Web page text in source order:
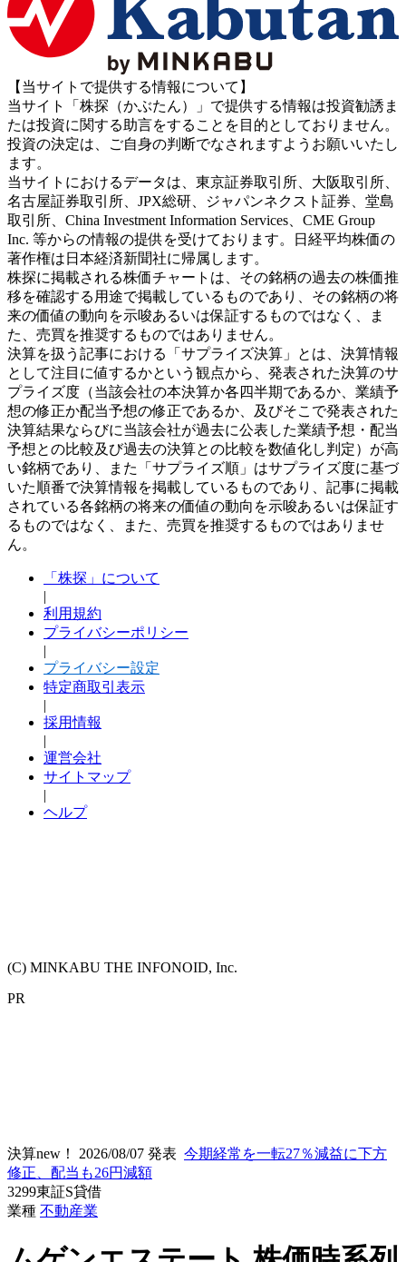
【当サイトで提供する情報について】
当サイト「株探（かぶたん）」で提供する情報は投資勧誘ま
たは投資に関する助言をすることを目的としておりません。
投資の決定は、ご自身の判断でなされますようお願いいたし
ます。
当サイトにおけるデータは、東京証券取引所、大阪取引所、
名古屋証券取引所、JPX総研、ジャパンネクスト証券、堂島
取引所、China Investment Information Services、CME Group
Inc. 等からの情報の提供を受けております。日経平均株価の
著作権は日本経済新聞社に帰属します。
株探に掲載される株価チャートは、その銘柄の過去の株価推
移を確認する用途で掲載しているものであり、その銘柄の将
来の価値の動向を示唆あるいは保証するものではなく、ま
た、売買を推奨するものではありません。
決算を扱う記事における「サプライズ決算」とは、決算情報
として注目に値するかという観点から、発表された決算のサ
プライズ度（当該会社の本決算か各四半期であるか、業績予
想の修正か配当予想の修正であるか、及びそこで発表された
決算結果ならびに当該会社が過去に公表した業績予想・配当
予想との比較及び過去の決算との比較を数値化し判定）が高
い銘柄であり、また「サプライズ順」はサプライズ度に基づ
いた順番で決算情報を掲載しているものであり、記事に掲載
されている各銘柄の将来の価値の動向を示唆あるいは保証す
るものではなく、また、売買を推奨するものではありませ
ん。
「株探」について
|
利用規約
プライバシーポリシー
|
プライバシー設定
特定商取引表示
|
採用情報
|
運営会社
サイトマップ
|
ヘルプ
(C) MINKABU THE INFONOID, Inc.
PR
決算new！ 2026/08/07 発表 今期経常を一転27％減益に下方
修正、配当も26円減額
3299東証S貸借
業種 不動産業